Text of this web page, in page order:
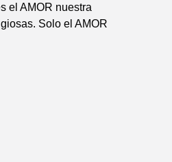
el AMOR nuestra
Solo el AMOR